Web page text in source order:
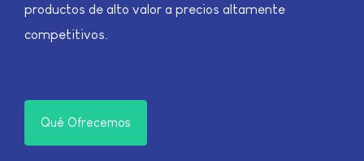
productos de alto valor a precios altamente
competitivos.
Qué Ofrecemos